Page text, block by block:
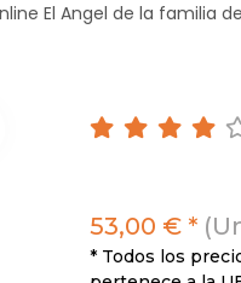
El Angel de la familia
53,00 € *
* Todos los